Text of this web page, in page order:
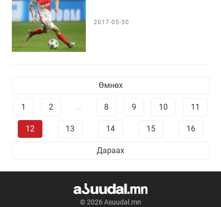
2017-05-30
Өмнөх
1 2 … 8 9 10 11
12 13 14 15 16
Дараах
© 2026 Asuudal.mn